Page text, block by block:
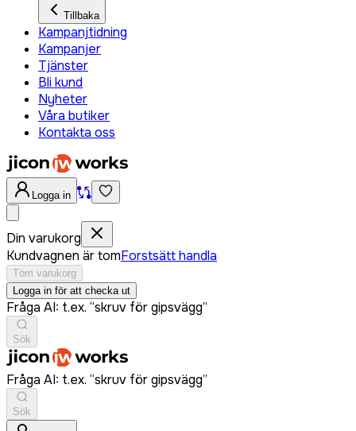
Tillbaka
Kampanjtidning
Kampanjer
Tjänster
Bli kund
Nyheter
Våra butiker
Kontakta oss
Logga in
Din varukorg
Kundvagnen är tomForstsätt handla
Töm varukorg
Logga in för att checka ut
Fråga AI: t.ex. “skruv för gipsvägg”
Sök
Fråga AI: t.ex. “skruv för gipsvägg”
Sök